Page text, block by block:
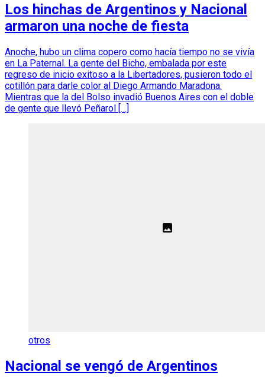
Los hinchas de Argentinos y Nacional
armaron una noche de fiesta
Anoche, hubo un clima copero como hacía tiempo no se vivía
en La Paternal. La gente del Bicho, embalada por este
regreso de inicio exitoso a la Libertadores, pusieron todo el
cotillón para darle color al Diego Armando Maradona.
Mientras que la del Bolso invadió Buenos Aires con el doble
de gente que llevó Peñarol […]
otros
Nacional se vengó de Argentinos